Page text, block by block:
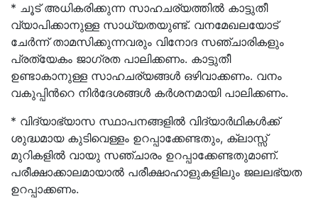
* ചൂട് അധികരിക്കുന്ന സാഹചര്യത്തിൽ കാട്ടുതീ
വ്യാപിക്കാനുള്ള സാധ്യതയുണ്ട്. വനമേഖലയോട്
ചേർന്ന് താമസിക്കുന്നവരും വിനോദ സഞ്ചാരികളും
പ്രത്യേകം ജാഗ്രത പാലിക്കണം. കാട്ടുതീ
ഉണ്ടാകാനുള്ള സാഹചര്യങ്ങൾ ഒഴിവാക്കണം. വനം
വകുപ്പിൻറെ നിർദേശങ്ങൾ കർശനമായി പാലിക്കണം.
* വിദ്യാഭ്യാസ സ്ഥാപനങ്ങളിൽ വിദ്യാർഥികൾക്ക്
ശുദ്ധമായ കുടിവെള്ളം ഉറപ്പാക്കേണ്ടതും, ക്ലാസ്സ്
മുറികളിൽ വായു സഞ്ചാരം ഉറപ്പാക്കേണ്ടതുമാണ്.
പരീക്ഷാക്കാലമായാൽ പരീക്ഷാഹാളുകളിലും ജലലഭ്യത
ഉറപ്പാക്കണം.